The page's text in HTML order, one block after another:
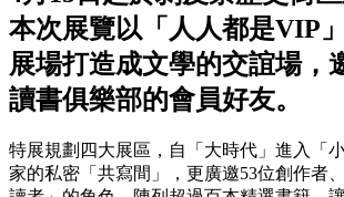
本次展覽以「人人都是VIP
展場打造成文學的交誼場，
讀書俱樂部的會員好友。
特展規劃四大展區，自「大時代」進入「
家的私密「共寫間」，更廣邀53位創作者